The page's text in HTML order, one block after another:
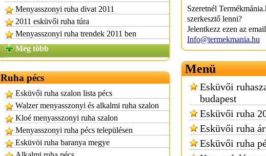
Menyasszonyi ruha divat 2011
2011 esküvői ruha túra
Menyasszonyi ruha trendek 2011 ben
Még több
Ruha pécs
Esküvői ruha szalon lista pécs
Walzer menyasszonyi és alkalmi ruha szalon
Kloé menyasszonyi ruha szalon
Menyasszonyi ruha pécs településen
Esküvöi ruha baranya megye
Szeretnél
szerkesztő lenni?
Jelentkezz ezen az
Info@termekmania.hu
Menü
Esküvői
budapest
Esküvői ruha
Esküvői ruha
Esküvői ruha